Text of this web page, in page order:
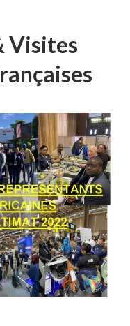
Visites